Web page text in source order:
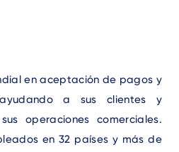
en aceptación de pagos y
a sus clientes y
operaciones comerciales.
en 32 países y más de